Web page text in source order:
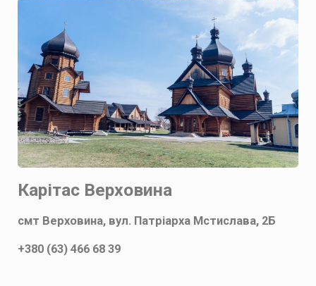
Карітас Верховина
смт Верховина, вул. Патріарха Мстислава, 2Б
+380 (63) 466 68 39